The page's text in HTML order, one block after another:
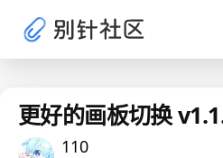
更好的画板切换
110